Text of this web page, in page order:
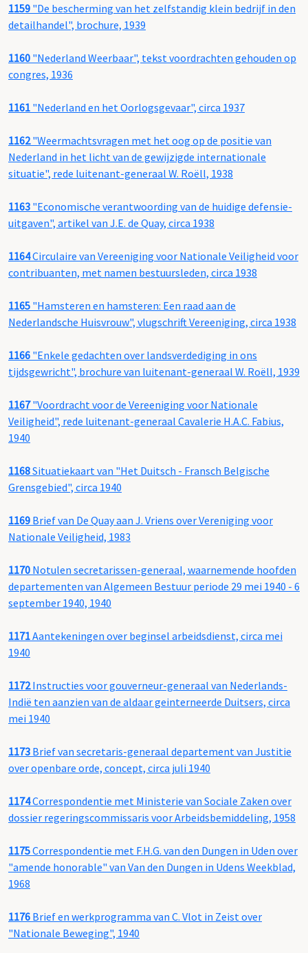
1159 "De bescherming van het zelfstandig klein bedrijf in den
detailhandel", brochure, 1939
1160 "Nederland Weerbaar", tekst voordrachten gehouden op
congres, 1936
1161 "Nederland en het Oorlogsgevaar", circa 1937
1162"Weermachtsvragen met het oog op de positie van
Nederland in het licht van de gewijzigde internationale
situatie", rede luitenant-generaal W. Roëll, 1938
1163 "Economische verantwoording van de huidige defensie-
uitgaven", artikel van J.E. de Quay, circa 1938
1164Circulaire van Vereeniging voor Nationale Veiligheid voor
contribuanten, met namen bestuursleden, circa 1938
1165 "Hamsteren en hamsteren: Een raad aan de
Nederlandsche Huisvrouw", vlugschrift Vereeniging, circa 1938
1166 "Enkele gedachten over landsverdediging in ons
tijdsgewricht", brochure van luitenant-generaal W. Roëll, 1939
1167"Voordracht voor de Vereeniging voor Nationale
Veiligheid", rede luitenant-generaal Cavalerie H.A.C. Fabius,
1940
1168Situatiekaart van "Het Duitsch - Fransch Belgische
Grensgebied", circa 1940
1169 Brief van De Quay aan J. Vriens over Vereniging voor
Nationale Veiligheid, 1983
1170 Notulen secretarissen-generaal, waarnemende hoofden
departementen van Algemeen Bestuur periode 29 mei 1940 - 6
september 1940, 1940
1171Aantekeningen over beginsel arbeidsdienst, circa mei
1940
1172Instructies voor gouverneur-generaal van Nederlands-
Indië ten aanzien van de aldaar geinterneerde Duitsers, circa
mei 1940
1173 Brief van secretaris-generaal departement van Justitie
over openbare orde, concept, circa juli 1940
1174Correspondentie met Ministerie van Sociale Zaken over
dossier regeringscommissaris voor Arbeidsbemiddeling, 1958
1175Correspondentie met F.H.G. van den Dungen in Uden over
"amende honorable" van Van den Dungen in Udens Weekblad,
1968
1176 Brief en werkprogramma van C. Vlot in Zeist over
"Nationale Beweging", 1940